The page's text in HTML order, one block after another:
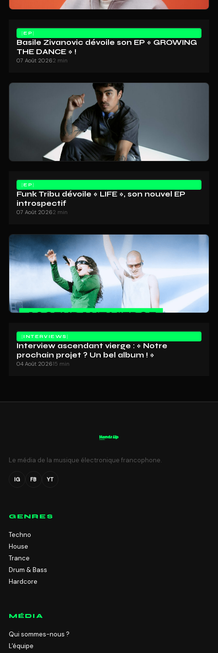
EP
Basile Zivanovic dévoile son EP « GROWING
THE DANCE » !
07 Août 20262 min
EP
Funk Tribu dévoile « LIFE », son nouvel EP
introspectif
07 Août 20262 min
INTERVIEWS
Interview ascendant vierge : « Notre
prochain projet ? Un bel album ! »
04 Août 202615 min
Le média de la musique électronique francophone.
IG FB YT
GENRES
Techno
House
Trance
Drum & Bass
Hardcore
MÉDIA
Qui sommes-nous ?
L'équipe